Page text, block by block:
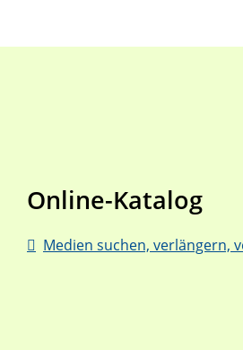
Online-Katalog
Medien suchen, verlängern,